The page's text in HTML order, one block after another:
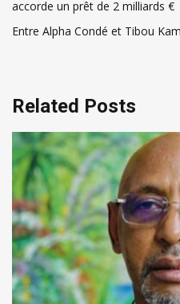
l’article
accorde un prêt de 2 milliards €
Entre Alpha Condé et Tibou
Related Posts